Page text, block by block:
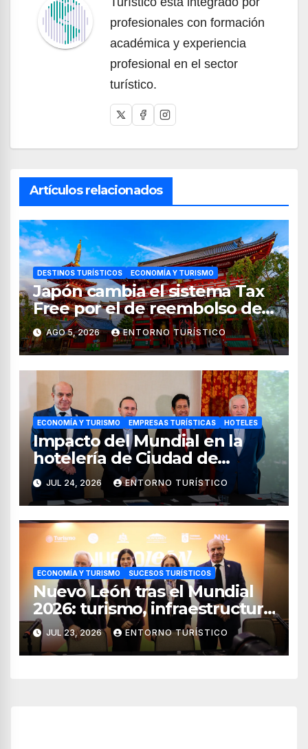
profesionales con formación
académica y experiencia
profesional en el sector
turístico.
Artículos relacionados
DESTINOS TURÍSTICOS ECONOMÍA Y TURISMO
Japón cambia el sistema Tax
Free por el de reembolso de
impuestos desde noviembre
de 2026
AGO 5, 2026 ENTORNO TURÍSTICO
ECONOMÍA Y TURISMO EMPRESAS TURÍSTICAS HOTELES
Impacto del Mundial en la
hotelería de Ciudad de
México, Guadalajara y
Monterrey
JUL 24, 2026 ENTORNO TURÍSTICO
ECONOMÍA Y TURISMO SUCESOS TURÍSTICOS
Nuevo León tras el Mundial
2026: turismo, infraestructura
y cifras récord
JUL 23, 2026 ENTORNO TURÍSTICO